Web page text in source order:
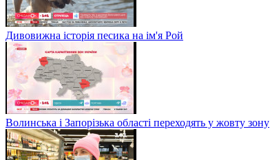
Дивовижна історія песика на ім'я Рой
Волинська і Запорізька області переходять у жовту зону